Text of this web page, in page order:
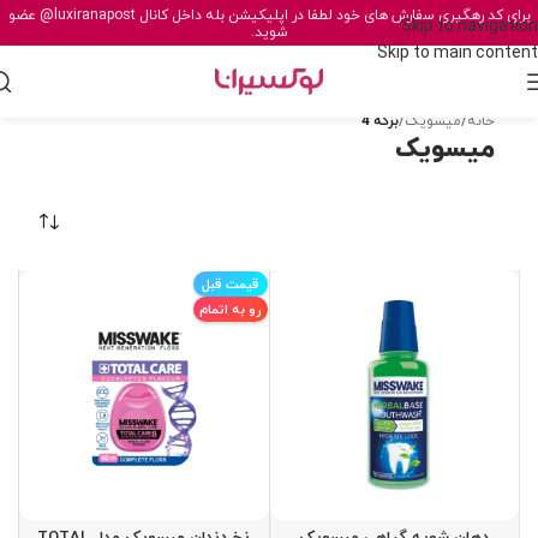
Skip to navigation
Skip to main content
برای کد رهگیری سفارش های خود لطفا در اپلیکیشن بله داخل کانال@luxiranapost عضو
شوید.
خانه/میسویک/برگه 4
میسویک
قیمت قبل
رو به اتمام